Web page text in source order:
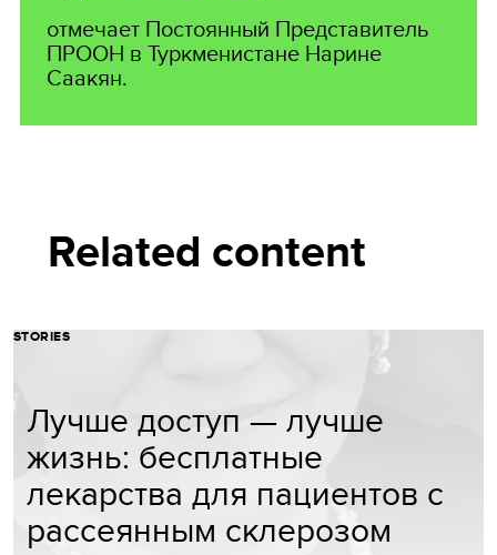
отмечает Постоянный Представитель
ПРООН в Туркменистане Нарине
Саакян.
Related content
STORIES
Лучше доступ — лучше
жизнь: бесплатные
лекарства для пациентов с
рассеянным склерозом